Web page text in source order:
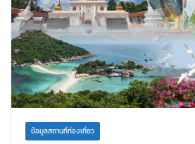
ข้อมูลสถานที่ท่องเที่ยว